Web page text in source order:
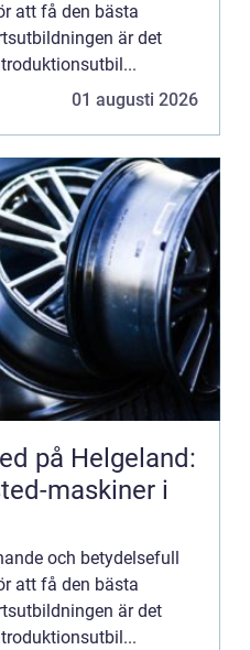
att få den bästa
är det
01 augusti 2026
på Helgeland:
maskiner i
och betydelsefull
att få den bästa
är det